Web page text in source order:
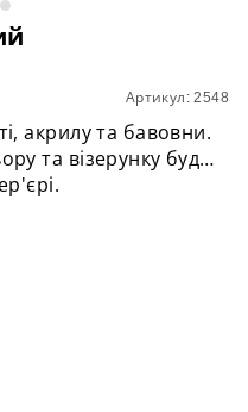
Артикул: 2548
акрилу та бавовни.
та візерунку буде